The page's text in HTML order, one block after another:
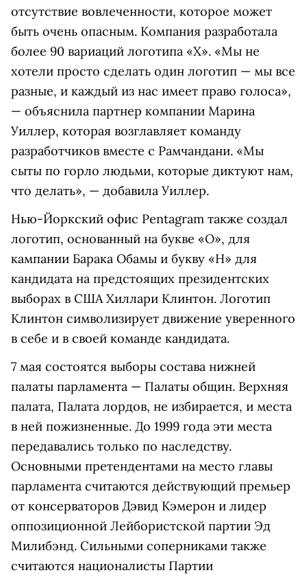
отсутствие вовлеченности, которое может
быть очень опасным. Компания разработала
более 90 вариаций логотипа «Х». «Мы не
хотели просто сделать один логотип — мы все
разные, и каждый из нас имеет право голоса»,
— объяснила партнер компании Марина
Уиллер, которая возглавляет команду
разработчиков вместе с Рамчандани. «Мы
сыты по горло людьми, которые диктуют нам,
что делать», — добавила Уиллер.
Нью-Йоркский офис Pentagram также создал
логотип, основанный на букве «О», для
кампании Барака Обамы и букву «Н» для
кандидата на предстоящих президентских
выборах в США Хиллари Клинтон. Логотип
Клинтон символизирует движение уверенного
в себе и в своей команде кандидата.
7 мая состоятся выборы состава нижней
палаты парламента — Палаты общин. Верхняя
палата, Палата лордов, не избирается, и места
в ней пожизненные. До 1999 года эти места
передавались только по наследству.
Основными претендентами на место главы
парламента считаются действующий премьер
от консерваторов Дэвид Кэмерон и лидер
оппозиционной Лейбористской партии Эд
Милибэнд. Сильными соперниками также
считаются националисты Партии